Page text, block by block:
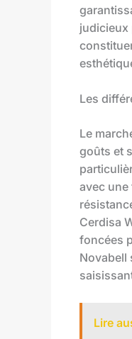
judicieux
Les
Le
goûts et
avec une
Cerdisa
foncées
Novabell
Lire